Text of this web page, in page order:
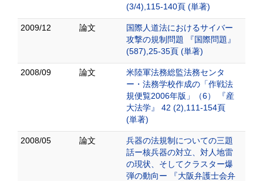
(3/4),115-140頁 (単著)
2009/12 論文
国際人道法におけるサイバー
攻撃の規制問題 『国際問題』
(587),25-35頁 (単著)
2008/09 論文
米陸軍法務総監法務センタ
ー・法務学校作成の「作戦法
規便覧2006年版」（6） 『産
大法学』 42 (2),111-154頁
(単著)
2008/05 論文
兵器の法規制についての三題
話ー核兵器の対立、対人地雷
の現状、そしてクラスター爆
弾の動向ー 『大阪弁護士会弁